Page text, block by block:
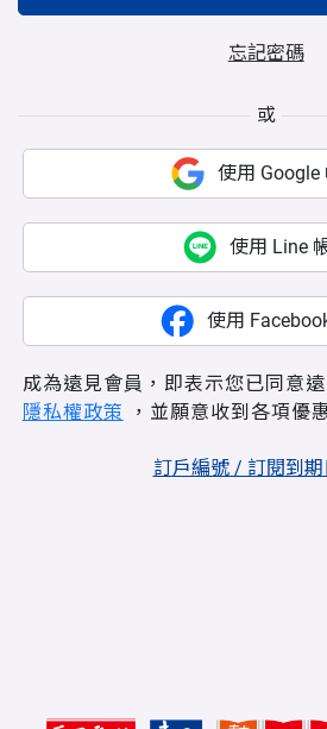
忘記密碼
或
使用 Google
使用 Line
使用
成為遠見會員，即表示您已同意
隱私權政策 ，並願意收到各項優
訂戶編號 / 訂閱到